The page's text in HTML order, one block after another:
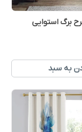
برگ استوایی
به سبد